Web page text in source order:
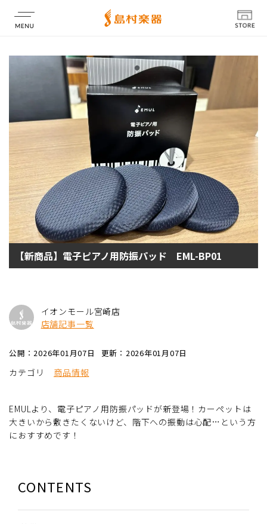
店舗情報
【新商品】電子ピアノ用防振パッド EML-BP01
イオンモール宮崎店
店舗記事一覧
公開：2026年01月07日 更新：2026年01月07日
カテゴリ 商品情報
EMULより、電子ピアノ用防振パッドが新登場！カーペットは
大きいから敷きたくないけど、階下への振動は心配…という方
におすすめです！
CONTENTS